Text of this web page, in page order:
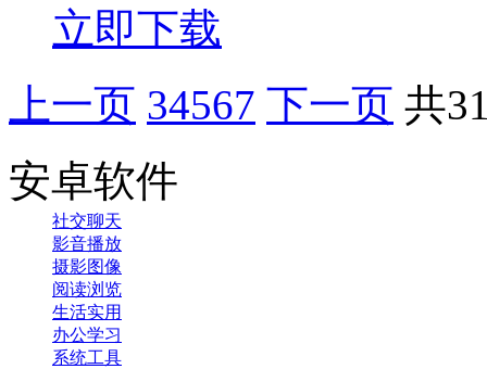
立即下载
上一页 34567 下一页 共
安卓软件
社交聊天
影音播放
摄影图像
阅读浏览
生活实用
办公学习
系统工具